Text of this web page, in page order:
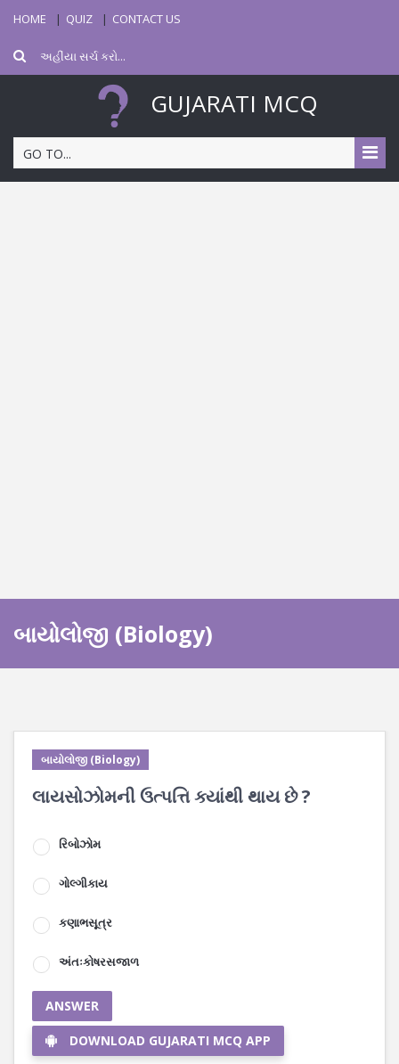
HOME QUIZ CONTACT US
GUJARATI MCQ
GO TO...
બાયોલોજી (Biology)
બાયોલોજી (Biology)
લાયસોઝોમની ઉત્પત્તિ ક્યાંથી થાય છે ?
રિબોઝોમ
ગોલ્ગીકાય
કણાભસૂત્ર
અંતઃકોષરસજાળ
ANSWER
DOWNLOAD GUJARATI MCQ APP